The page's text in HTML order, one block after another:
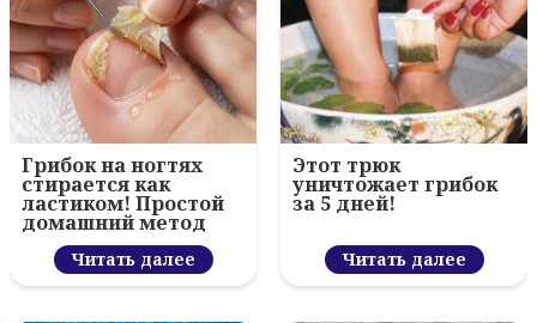
Грибок на ногтях
стирается как
ластиком! Простой
домашний метод
Читать далее
Этот трюк
уничтожает грибок
за 5 дней!
Читать далее